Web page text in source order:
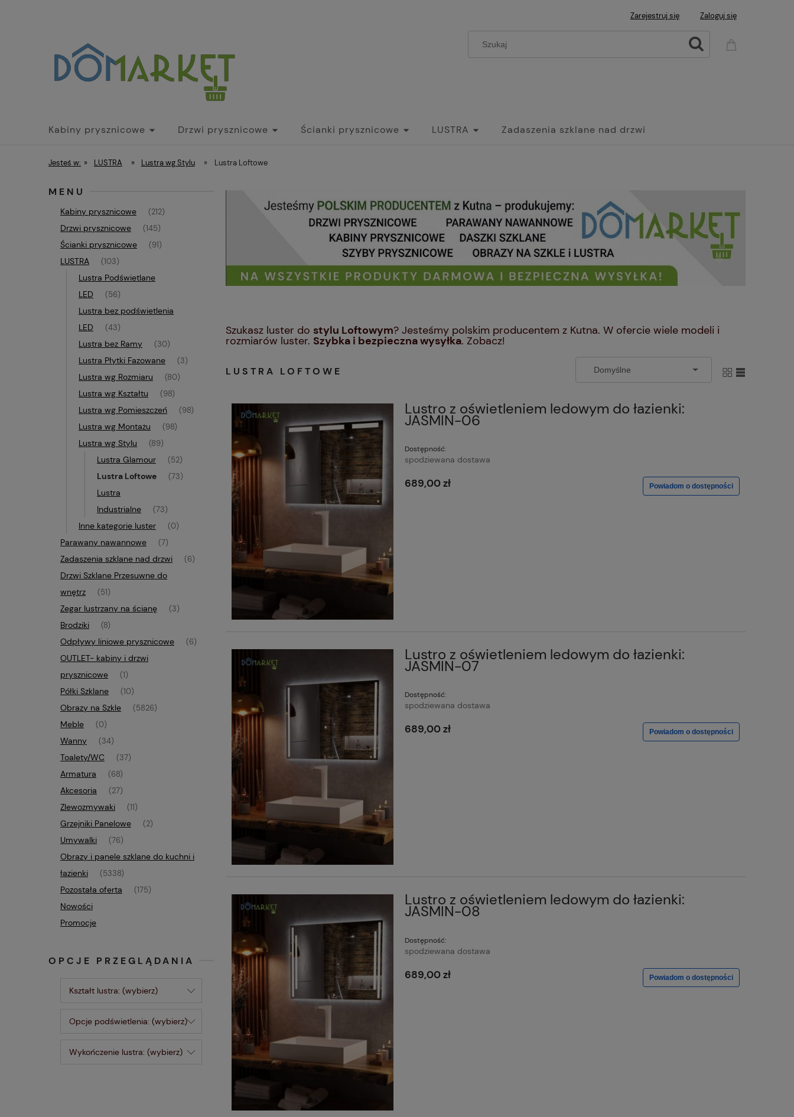
Zarejestruj się Zaloguj się
Kabiny prysznicowe Drzwi prysznicowe Ścianki prysznicowe LUSTRA Zadaszenia szklane nad drzwi
Parawany nawannowe Brodziki Drzwi Szklane Przesuwne do wnętrz
Jesteś w: » LUSTRA » Lustra wg Stylu » Lustra Loftowe
MENU
Kabiny prysznicowe (212)
Drzwi prysznicowe (145)
Ścianki prysznicowe (91)
LUSTRA (103)
Lustra Podświetlane
LED
(56)
Lustra bez podświetlenia
LED
(43)
Lustra bez Ramy (30)
Lustra Płytki Fazowane (3)
Lustra wg Rozmiaru (80)
Lustra wg Kształtu (98)
Lustra wg Pomieszczeń (98)
Lustra wg Montażu (98)
Lustra wg Stylu (89)
Lustra Glamour (52)
Lustra Loftowe (73)
Lustra
Industrialne
(73)
Inne kategorie luster (0)
Parawany nawannowe (7)
Zadaszenia szklane nad drzwi (6)
Drzwi Szklane Przesuwne do
wnętrz
(51)
Zegar lustrzany na ścianę (3)
Brodziki (8)
Odpływy liniowe prysznicowe (6)
OUTLET- kabiny i drzwi
prysznicowe
(1)
Półki Szklane (10)
Obrazy na Szkle (5826)
Meble (0)
Wanny (34)
Toalety/WC (37)
Armatura (68)
Akcesoria (27)
Zlewozmywaki (11)
Grzejniki Panelowe (2)
Umywalki (76)
Obrazy i panele szklane do kuchni i
łazienki
(5338)
Pozostała oferta (175)
Nowości
Promocje
OPCJE PRZEGLĄDANIA
Kształt lustra: (wybierz)
Opcje podświetlenia: (wybierz)
Wykończenie lustra: (wybierz)
Szukasz luster do stylu Loftowym? Jesteśmy polskim producentem z Kutna. W ofercie wiele modeli i
rozmiarów luster. Szybka i bezpieczna wysyłka. Zobacz!
LUSTRA LOFTOWE
Lustro z oświetleniem ledowym do łazienki:
JASMIN-06
Dostępność:
spodziewana dostawa
689,00 zł Powiadom o dostępności
Lustro z oświetleniem ledowym do łazienki:
JASMIN-07
Dostępność:
spodziewana dostawa
689,00 zł Powiadom o dostępności
Lustro z oświetleniem ledowym do łazienki:
JASMIN-08
Dostępność:
spodziewana dostawa
689,00 zł Powiadom o dostępności